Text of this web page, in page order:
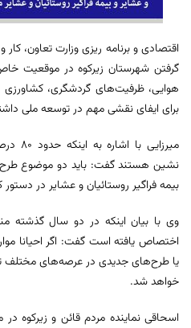
اقتصادی و برنامه ریزی وزارت تعاون،
گرفتن شهرستان زیرکوه در موقعیت
هوایی، ظرفیت‌های گردشگری،
برای ایفای نقشی مهم در توسعه ملی
نشین هستند گفت: باید دو موضوع طرح
بیمه فراگیر روستائیان و عشایر در دستور
وی با بیان اینکه در دو سال گذشته
اختصاص یافته است گفت: اگر احیانا
یا طرح‌های جدیدی در عرصه‌های مختلف
خواهد شد.
اسحاقی نماینده مردم قائن و